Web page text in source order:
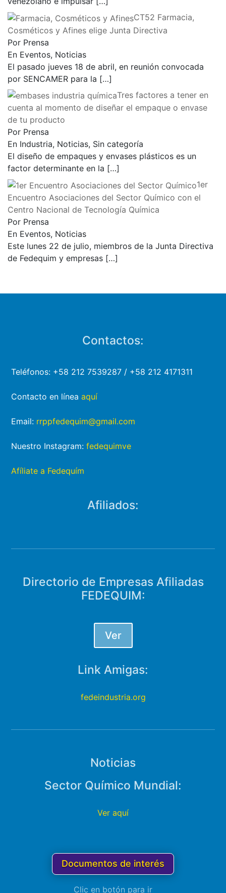
CT52 Farmacia,
Cosméticos y Afines elige Junta Directiva
Por Prensa
En Eventos, Noticias
El pasado jueves 18 de abril, en reunión convocada
por SENCAMER para la […]
Tres factores a tener en
cuenta al momento de diseñar el empaque o envase
de tu producto
Por Prensa
En Industria, Noticias, Sin categoría
El diseño de empaques y envases plásticos es un
factor determinante en la […]
1er
Encuentro Asociaciones del Sector Químico con el
Centro Nacional de Tecnología Química
Por Prensa
En Eventos, Noticias
Este lunes 22 de julio, miembros de la Junta Directiva
de Fedequim y empresas […]
Contactos:
Teléfonos: +58 212 7539287 / +58 212 4171311
Contacto en líneaaquí
Email: rrppfedequim@gmail.com
Nuestro Instagram:fedequimve
Afíliate a Fedequím
Afiliados:
Directorio de Empresas Afiliadas
FEDEQUIM:
Ver
Link Amigas:
fedeindustria.org
Noticias
Sector Químico Mundial:
Ver aquí
Documentos de interés
Clic en botón para ir